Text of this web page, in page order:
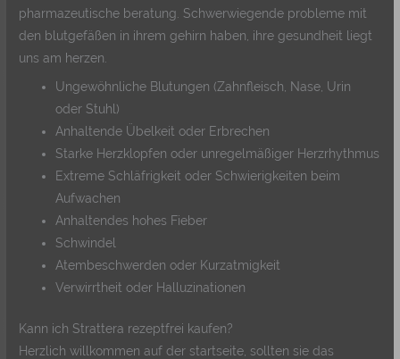
pharmazeutische beratung. Schwerwiegende probleme mit
den blutgefäßen in ihrem gehirn haben, ihre gesundheit liegt
uns am herzen.
Ungewöhnliche Blutungen (Zahnfleisch, Nase, Urin
oder Stuhl)
Anhaltende Übelkeit oder Erbrechen
Starke Herzklopfen oder unregelmäßiger Herzrhythmus
Extreme Schläfrigkeit oder Schwierigkeiten beim
Aufwachen
Anhaltendes hohes Fieber
Schwindel
Atembeschwerden oder Kurzatmigkeit
Verwirrtheit oder Halluzinationen
Kann ich Strattera rezeptfrei kaufen?
Herzlich willkommen auf der startseite, sollten sie das